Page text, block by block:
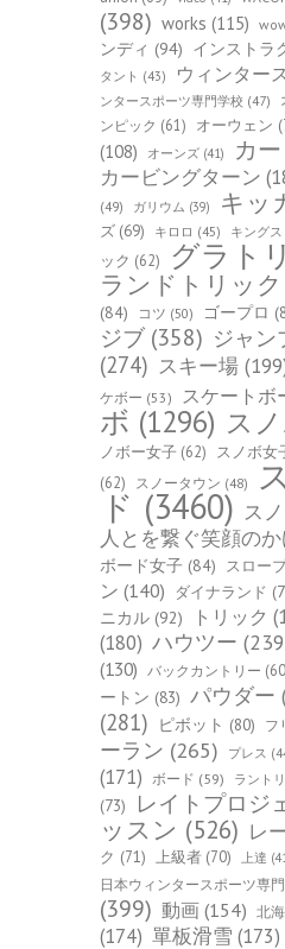
(398) works (115)
ンディ (94) インストラ
タント (43) ウィンター
ンタースポーツ専門学校 (47)
ンピック (61) オーウェン
(108)
オーンズ (41) カ
カービングターン
(49)
ガリウム (39) キッ
ズ (69) キロロ (45) キングス
ック (62) グラトリ
ランドトリック
(84)
コツ (50) ゴープロ
ジブ (358) ジャン
(274) スキー場
ケボー (53) スケートボ
ボ (1296) ス
ノボー女子 (62) スノボ女
(62)
スノータウン (48)
ド (3460) ス
人とを繋ぐ笑顔の
ボード女子 (84) スロー
ン (140) ダイナランド
ニカル (92) トリック
(180) ハウツー
(130)
バックカントリー
ートン (83) パウダー
(281)
ピボット (80) フ
ーラン (265) プレス
(171)
ボード (59) ラントリ
(73)
レイトプロジ
ッスン (526) レ
ク (71) 上級者 (70) 上達
日本ウィンタースポーツ専
(399) 動画 (154) 北
(174) 單板滑雪 (173)